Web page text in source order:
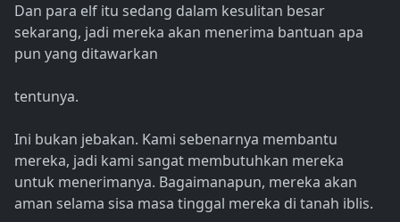
Dan para elf itu sedang dalam kesulitan besar
sekarang, jadi mereka akan menerima bantuan apa
pun yang ditawarkan
tentunya.
Ini bukan jebakan. Kami sebenarnya membantu
mereka, jadi kami sangat membutuhkan mereka
untuk menerimanya. Bagaimanapun, mereka akan
aman selama sisa masa tinggal mereka di tanah iblis.